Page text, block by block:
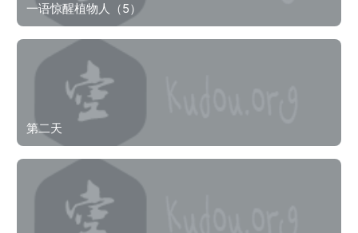
一语惊醒植物人（5）
第二天